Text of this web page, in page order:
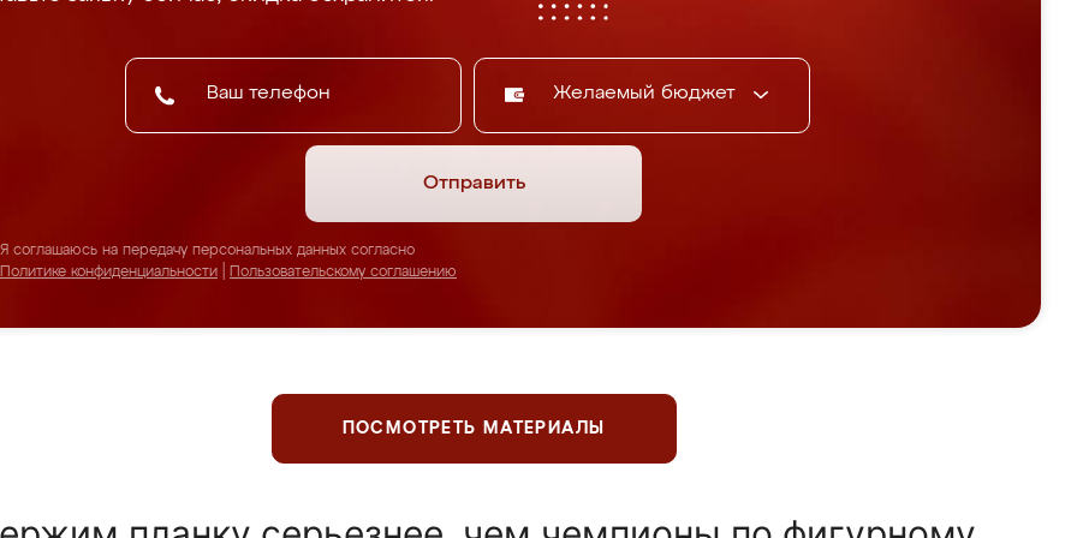
Желаемый бюджет
Отправить
Я соглашаюсь на передачу персональных данных согласно
Политике конфиденциальности
Пользовательскому соглашению
ПОСМОТРЕТЬ МАТЕРИАЛЫ